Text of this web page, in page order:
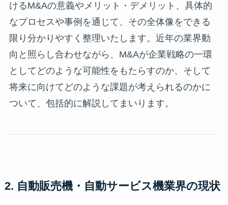
けるM&Aの意義やメリット・デメリット、具体的
なプロセスや事例を通じて、その全体像をできる
限り分かりやすく整理いたします。近年の業界動
向と照らし合わせながら、M&Aが企業戦略の一環
としてどのような可能性をもたらすのか、そして
将来に向けてどのような課題が考えられるのかに
ついて、包括的に解説してまいります。
2. 自動販売機・自動サービス機業界の現状